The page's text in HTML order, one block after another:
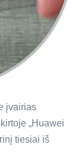
įvairias
„Huawei
tiesiai iš